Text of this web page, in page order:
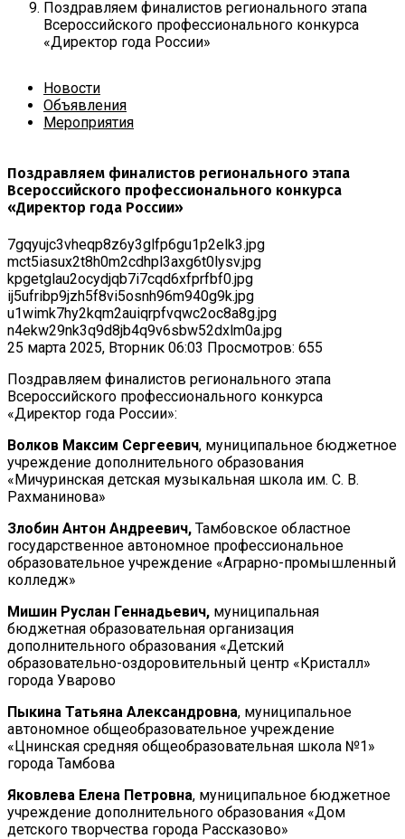
Поздравляем финалистов регионального этапа
Всероссийского профессионального конкурса
«Директор года России»
Новости
Объявления
Мероприятия
Поздравляем финалистов регионального этапа
Всероссийского профессионального конкурса
«Директор года России»
7gqyujc3vheqp8z6y3glfp6gu1p2elk3.jpg
mct5iasux2t8h0m2cdhpl3axg6t0lysv.jpg
kpgetglau2ocydjqb7i7cqd6xfprfbf0.jpg
ij5ufribp9jzh5f8vi5osnh96m940g9k.jpg
u1wimk7hy2kqm2auiqrpfvqwc2oc8a8g.jpg
n4ekw29nk3q9d8jb4q9v6sbw52dxlm0a.jpg
25 марта 2025, Вторник 06:03 Просмотров: 655
Поздравляем финалистов регионального этапа
Всероссийского профессионального конкурса
«Директор года России»:
Волков Максим Сергеевич, муниципальное бюджетное
учреждение дополнительного образования
«Мичуринская детская музыкальная школа им. С. В.
Рахманинова»
Злобин Антон Андреевич, Тамбовское областное
государственное автономное профессиональное
образовательное учреждение «Аграрно-промышленный
колледж»
Мишин Руслан Геннадьевич, муниципальная
бюджетная образовательная организация
дополнительного образования «Детский
образовательно-оздоровительный центр «Кристалл»
города Уварово
Пыкина Татьяна Александровна, муниципальное
автономное общеобразовательное учреждение
«Цнинская средняя общеобразовательная школа №1»
города Тамбова
Яковлева Елена Петровна, муниципальное бюджетное
учреждение дополнительного образования «Дом
детского творчества города Рассказово»